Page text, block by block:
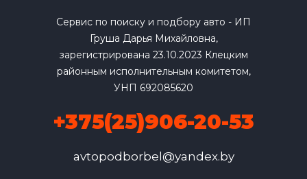
Сервис по поиску и подбору авто - ИП
Груша Дарья Михайловна,
зарегистрирована 23.10.2023 Клецким
районным исполнительным комитетом,
УНП 692085620
+375(25)906-20-53
avtopodborbel@yandex.by